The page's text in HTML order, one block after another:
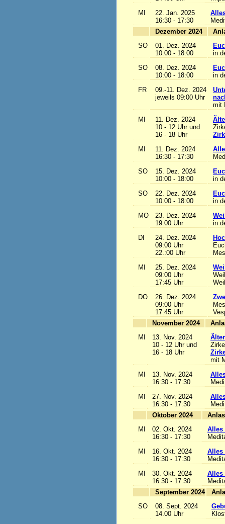
MI
22. Jan. 2025
16:30 - 17:30
Dezember 2024
SO
01. Dez. 2024
10:00 - 18:00
in
SO
08. Dez. 2024
10:00 - 18:00
in
FR
09.-11. Dez. 2024
jeweils 09:00 Uhr
mit
MI
11. Dez. 2024
10 - 12 Uhr und
16 - 18 Uhr
MI
11. Dez. 2024
16:30 - 17:30
SO
15. Dez. 2024
10:00 - 18:00
in
SO
22. Dez. 2024
10:00 - 18:00
in
MO
23. Dez. 2024
19:00 Uhr
in
DI
24. Dez. 2024
09:00 Uhr
22.:00 Uhr
MI
25. Dez. 2024
09:00 Uhr
17:45 Uhr
DO
26. Dez. 2024
09:00 Uhr
17:45 Uhr
November 2024
MI
13. Nov. 2024
10 - 12 Uhr und
16 - 18 Uhr
mit
MI
13. Nov. 2024
16:30 - 17:30
MI
27. Nov. 2024
16:30 - 17:30
Oktober 2024
MI
02. Okt. 2024
16:30 - 17:30
Alles
MI
16. Okt. 2024
16:30 - 17:30
Alles
MI
30. Okt. 2024
16:30 - 17:30
Alles
September 2024
SO
08. Sept. 2024
14.00 Uhr